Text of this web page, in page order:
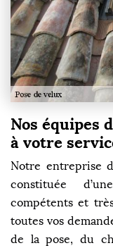
Nos équipes
à votre
Notre entreprise
constituée
compétents et
toutes vos
de la pose, du